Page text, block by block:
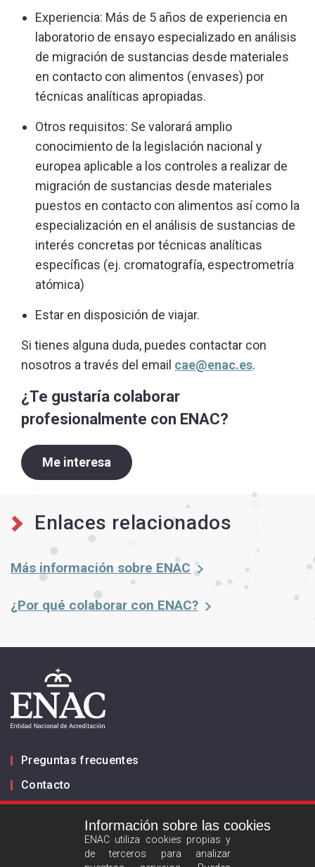
Experiencia: Más de 5 años de experiencia en
laboratorio de ensayo especializado en análisis
de migración de sustancias desde materiales
en contacto con alimentos (envases) por
técnicas analíticas apropiadas.
Otros requisitos: Se valorará amplio
conocimiento de la legislación nacional y
europea aplicable a los controles a realizar de
migración de sustancias desde materiales
puestos en contacto con alimentos así como la
especialización en el análisis de sustancias de
interés concretas por técnicas analíticas
específicas (ej. cromatografía, espectrometría
atómica)
Estar en disposición de viajar.
Si tienes alguna duda, puedes contactar con
nosotros a través del email cae@enac.es.
¿Te gustaría colaborar
profesionalmente con ENAC?
Me interesa
Enlaces relacionados
Más información sobre ENAC
¿Por qué colaborar con ENAC?
Preguntas frecuentes
Contacto
Información sobre las cookies
ENAC utiliza cookies propias y
de terceros para analizar